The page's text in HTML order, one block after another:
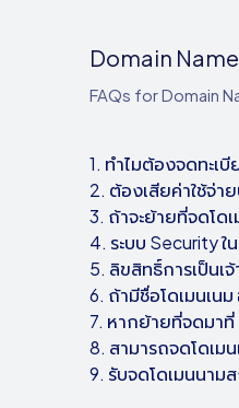
Domain Name
FAQs for Domain
1. ทำไมต้องจดทะเบี
2. ต้องเสียค่าใช้จ่า
3. ถ้าจะย้ายที่จดโดเ
4. ระบบ Security ใ
5. ลิขสิทธิ์การเป็นเ
6. ถ้ามีชื่อโดเมนเน
7. หากย้ายที่จดมาที่
8. สามารถจดโดเม
9. รับจดโดเมนนามส